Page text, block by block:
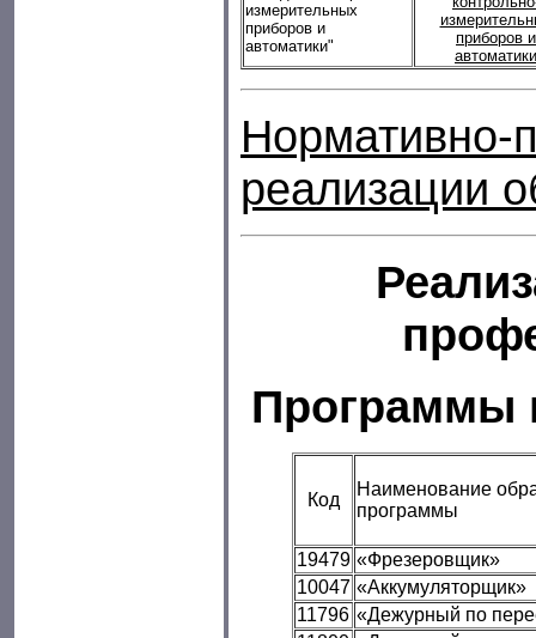
измерительных
приборов и
автоматики"
приборов и
автоматики
Нормативно-
реализации
Программы
Код
Наименование
программы
19479 «Фрезеровщик»
10047 «Аккумуляторщик»
11796 «Дежурный по